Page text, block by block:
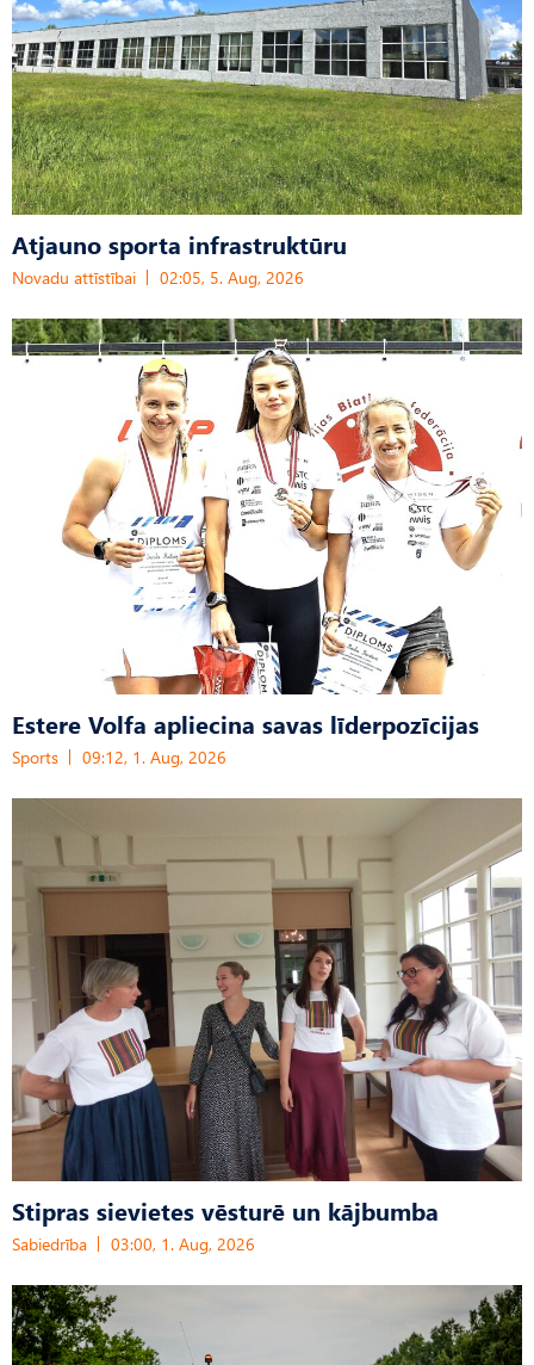
Atjauno sporta infrastruktūru
Novadu attīstībai 02:05, 5. Aug, 2026
Estere Volfa apliecina savas līderpozīcijas
Sports 09:12, 1. Aug, 2026
Stipras sievietes vēsturē un kājbumba
Sabiedrība 03:00, 1. Aug, 2026